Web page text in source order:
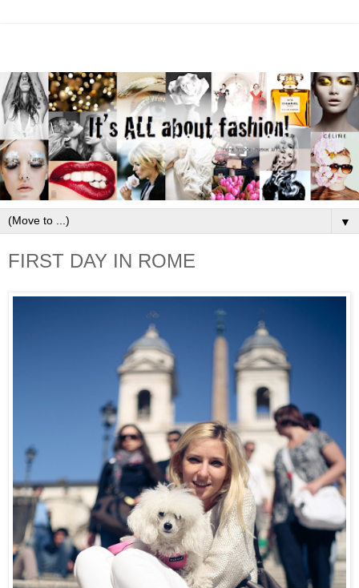
▼
FIRST DAY IN ROME